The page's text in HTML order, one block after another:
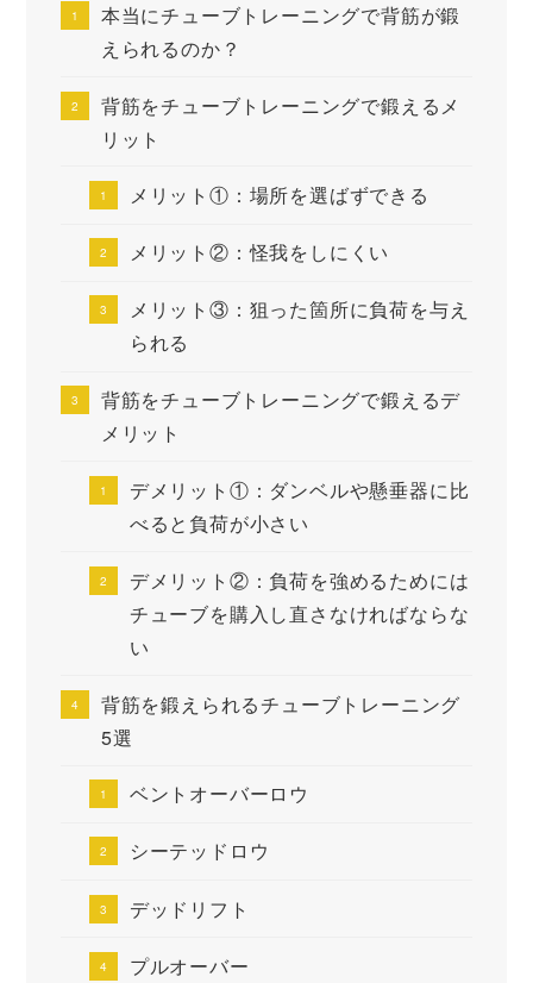
本当にチューブトレーニングで背筋が鍛
えられるのか？
背筋をチューブトレーニングで鍛えるメ
リット
メリット①：場所を選ばずできる
メリット②：怪我をしにくい
メリット③：狙った箇所に負荷を与え
られる
背筋をチューブトレーニングで鍛えるデ
メリット
デメリット①：ダンベルや懸垂器に比
べると負荷が小さい
デメリット②：負荷を強めるためには
チューブを購入し直さなければならな
い
背筋を鍛えられるチューブトレーニング
5選
ベントオーバーロウ
シーテッドロウ
デッドリフト
プルオーバー